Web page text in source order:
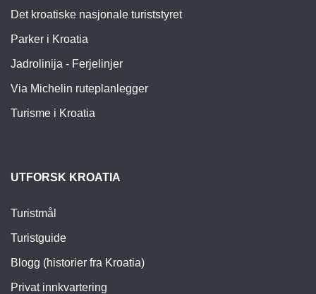
Det kroatiske nasjonale turiststyret
Parker i Kroatia
Jadrolinija - Ferjelinjer
Via Michelin ruteplanlegger
Turisme i Kroatia
UTFORSK KROATIA
Turistmål
Turistguide
Blogg (historier fra Kroatia)
Privat innkvartering